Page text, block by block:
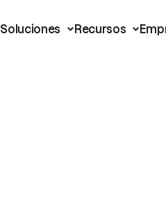
Soluciones Recursos